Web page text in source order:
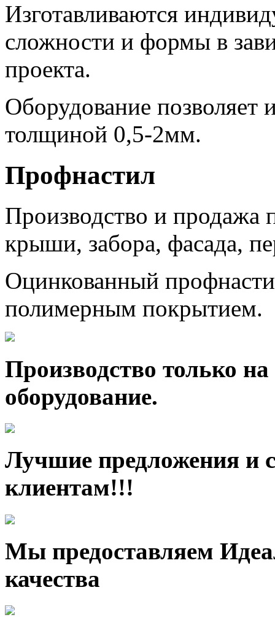
Изготавливаются
сложности и формы в
проекта.
Оборудование позволяет
толщиной 0,5-2мм.
Профнастил
Производство и продажа
крыши, забора, фасада,
Оцинкованный
полимерным покрытием.
Производство только
оборудование.
Лучшие предложения и
клиентам!!!
Мы предоставляем
качества